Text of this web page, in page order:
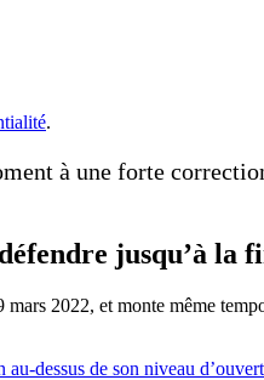
.
à une forte
jusqu’à la
mars 2022, et monte même
au-dessus de son niveau